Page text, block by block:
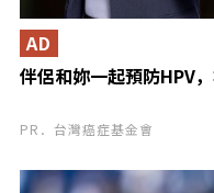
伴侶和妳一起預防HPV
AD
PR．台灣癌症基金會